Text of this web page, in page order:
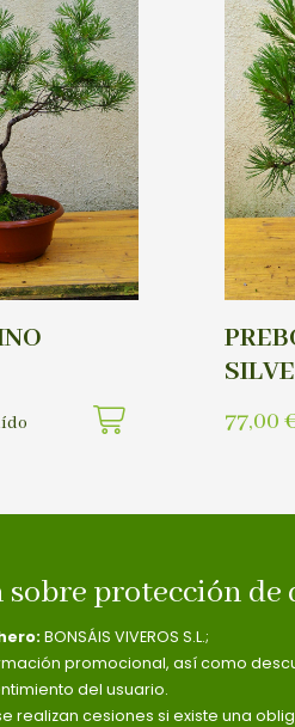
77,00
protección de
BONSÁIS VIVEROS S.L.;
promocional, así como
del usuario.
realizan cesiones si existe una